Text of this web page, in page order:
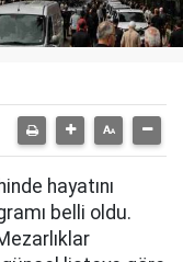
hayatını
belli oldu.